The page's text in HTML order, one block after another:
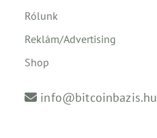
Rólunk
Reklám/Advertising
Shop
info@bitcoinbazis.hu